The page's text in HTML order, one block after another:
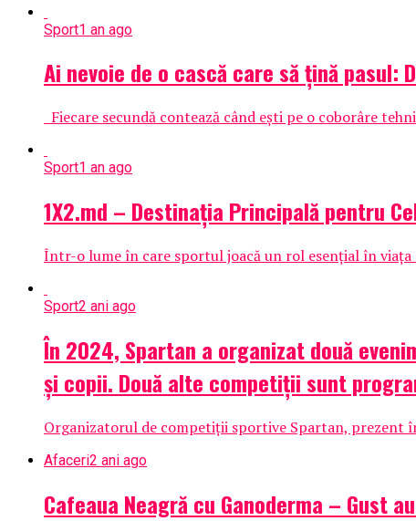
Sport1 an ago
Ai nevoie de o cască care să țină
Fiecare secundă contează când ești pe o coborâre
Sport1 an ago
1X2.md – Destinația Principală pentru
Într-o lume în care sportul joacă un rol esențial în viața
Sport2 ani ago
În 2024, Spartan a organizat două
și copii. Două alte competiții sunt
Organizatorul de competiții sportive Spartan, prezent
Afaceri2 ani ago
Cafeaua Neagră cu Ganoderma – Gust